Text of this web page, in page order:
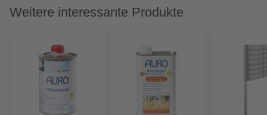
Weitere interessante Produkte